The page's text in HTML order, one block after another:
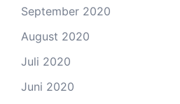
September 2020
August 2020
Juli 2020
Juni 2020